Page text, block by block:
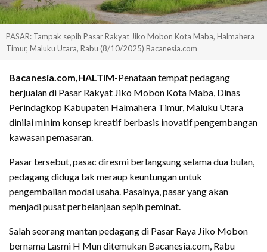
PASAR: Tampak sepih Pasar Rakyat Jiko Mobon Kota Maba, Halmahera
Timur, Maluku Utara, Rabu (8/10/2025) Bacanesia.com
Bacanesia.com,HALTIM-Penataan tempat pedagang
berjualan di Pasar Rakyat Jiko Mobon Kota Maba, Dinas
Perindagkop Kabupaten Halmahera Timur, Maluku Utara
dinilai minim konsep kreatif berbasis inovatif pengembangan
kawasan pemasaran.
Pasar tersebut, pasac diresmi berlangsung selama dua bulan,
pedagang diduga tak meraup keuntungan untuk
pengembalian modal usaha. Pasalnya, pasar yang akan
menjadi pusat perbelanjaan sepih peminat.
Salah seorang mantan pedagang di Pasar Raya Jiko Mobon
bernama Lasmi H Mun ditemukan Bacanesia.com, Rabu